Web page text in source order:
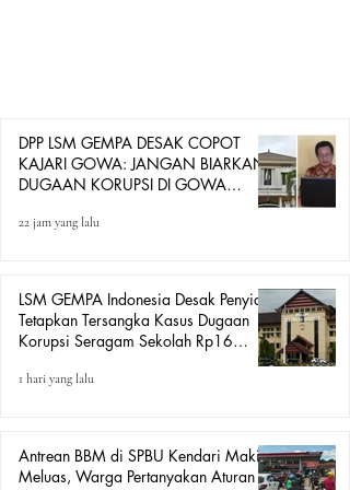
di Kabupaten
DPP LSM GEMPA DESAK COPOT
KAJARI GOWA: JANGAN BIARKAN
DUGAAN KORUPSI DI GOWA
22 jam yang lalu
LSM GEMPA Indonesia Desak Penyidik
Tetapkan Tersangka Kasus Dugaan
Korupsi Seragam Sekolah Rp16
Milyar, Yang Seret Diduga Sepasang
Kekasih
1 hari yang lalu
Antrean BBM di SPBU Kendari Makin
Meluas, Warga Pertanyakan Aturan